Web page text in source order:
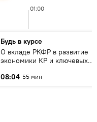
01:00
Будь в курсе
О вкладе РКФР в развитие
экономики КР и ключевых
08:04 55 мин